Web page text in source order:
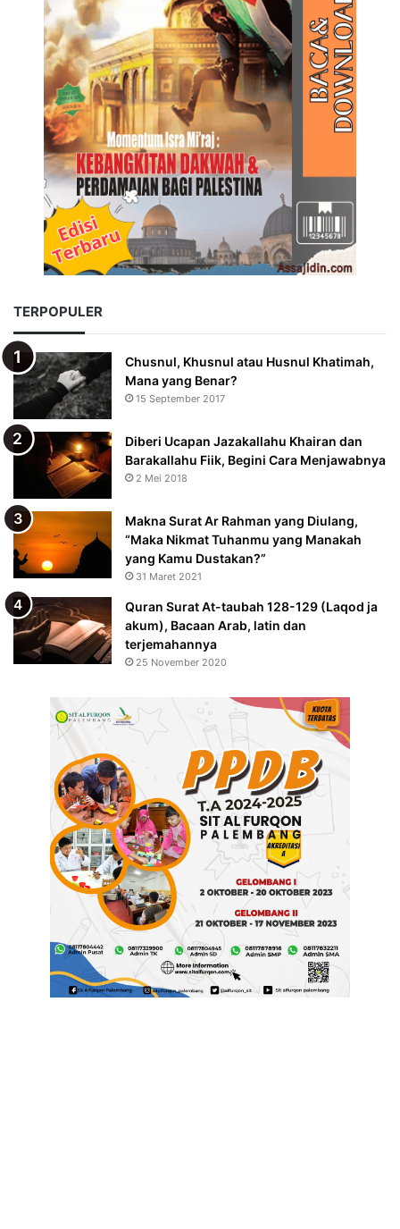
TERPOPULER
Chusnul, Khusnul atau Husnul Khatimah,
Mana yang Benar?
15 September 2017
Diberi Ucapan Jazakallahu Khairan dan
Barakallahu Fiik, Begini Cara Menjawabnya
2 Mei 2018
Makna Surat Ar Rahman yang Diulang,
“Maka Nikmat Tuhanmu yang Manakah
yang Kamu Dustakan?”
31 Maret 2021
Quran Surat At-taubah 128-129 (Laqod ja
akum), Bacaan Arab, latin dan
terjemahannya
25 November 2020